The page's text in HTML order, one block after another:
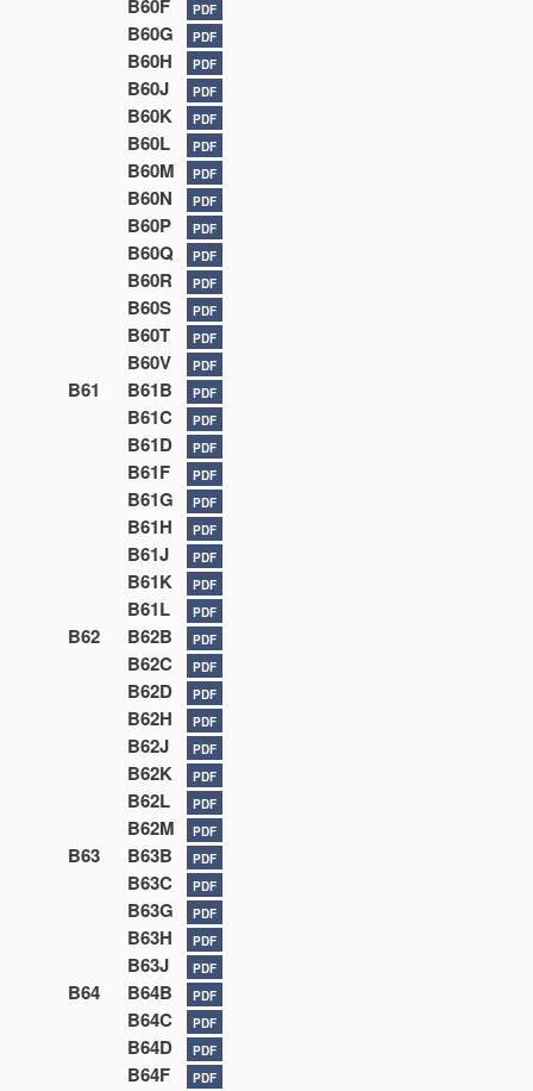
B60F PDF
B60G PDF
B60H PDF
B60J PDF
B60K PDF
B60L PDF
B60M PDF
B60N PDF
B60P PDF
B60Q PDF
B60R PDF
B60S PDF
B60T PDF
B60V PDF
B61 B61B PDF
B61C PDF
B61D PDF
B61F PDF
B61G PDF
B61H PDF
B61J PDF
B61K PDF
B61L PDF
B62 B62B PDF
B62C PDF
B62D PDF
B62H PDF
B62J PDF
B62K PDF
B62L PDF
B62M PDF
B63 B63B PDF
B63C PDF
B63G PDF
B63H PDF
B63J PDF
B64 B64B PDF
B64C PDF
B64D PDF
B64F PDF